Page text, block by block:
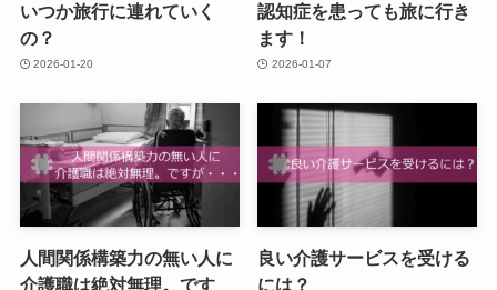
いつか旅行に連れていく
の？
2026-01-20
認知症を患っても旅に行き
ます！
2026-01-07
人間関係構築力の無い人に
介護職は絶対無理。です
良い介護サービスを受ける
には？